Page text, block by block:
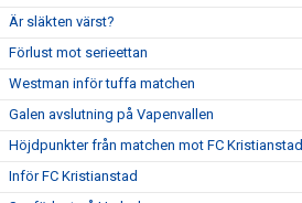
Är släkten värst?
Förlust mot serieettan
Westman inför tuffa matchen
Galen avslutning på Vapenvallen
Höjdpunkter från matchen mot FC Kristianstad
Inför FC Kristianstad